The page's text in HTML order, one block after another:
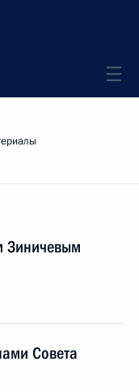
Зиничевым
Совета